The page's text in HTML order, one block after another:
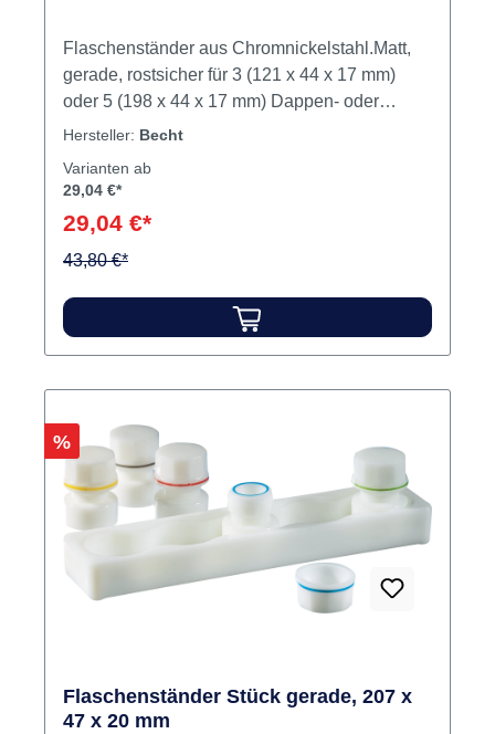
Flaschenständer aus Chromnickelstahl.Matt,
gerade, rostsicher für 3 (121 x 44 x 17 mm)
oder 5 (198 x 44 x 17 mm) Dappen- oder
Hersteller: Becht
Varianten ab
29,04 €*
29,04 €*
43,80 €*
Rabatt
%
Flaschenständer Stück gerade, 207 x
47 x 20 mm